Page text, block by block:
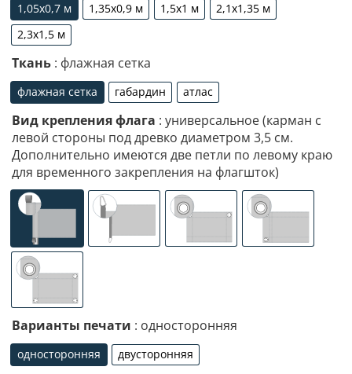
1,05х0,7 м
1,05х0,7 м
1,35х0,9 м
1,35х0,9 м
1,5х1 м
1,5х1 м
2,1х1,35 м
2,1х1,35 м
2,3х1,5 м
2,3х1,5 м
Ткань : флажная сетка
флажная сетка
флажная сетка
габардин
габардин
атлас
атлас
Вид крепления флага : универсальное (карман с
левой стороны под древко диаметром 3,5 см.
Дополнительно имеются две петли по левому краю
для временного закрепления на флагшток)
Варианты печати : односторонняя
односторонняя
односторонняя
двусторонняя
двусторонняя